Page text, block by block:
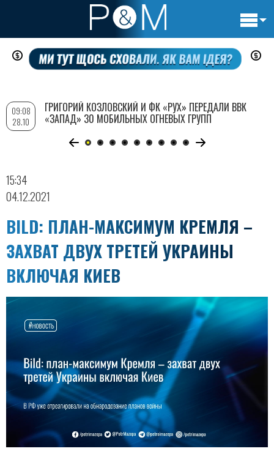
Перейти
содержанию
15:34
04.12.2021
BILD: ПЛАН-МАКСИМУМ КРЕМЛЯ –
ЗАХВАТ ДВУХ ТРЕТЕЙ УКРАИНЫ
ВКЛЮЧАЯ КИЕВ
09:08
28.10
ГРИГОРИЙ КОЗЛОВСКИЙ И ФК «РУХ» ПЕРЕДАЛИ ВВК
«ЗАПАД» 30 МОБИЛЬНЫХ ОГНЕВЫХ ГРУПП